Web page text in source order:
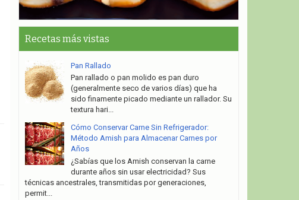
Recetas más vistas
Pan Rallado
Pan rallado o pan molido es pan duro
(generalmente seco de varios días) que ha
sido finamente picado mediante un rallador. Su
textura hari...
Cómo Conservar Carne Sin Refrigerador:
Método Amish para Almacenar Carnes por
Años
¿Sabías que los Amish conservan la carne
durante años sin usar electricidad? Sus
técnicas ancestrales, transmitidas por generaciones,
permit...